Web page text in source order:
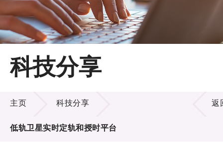
主页
关于LSCM
技术商品化
项目及资助计划
科技分享
科技分享
主页 科技分享
低轨卫星实时定轨和授时平台
返